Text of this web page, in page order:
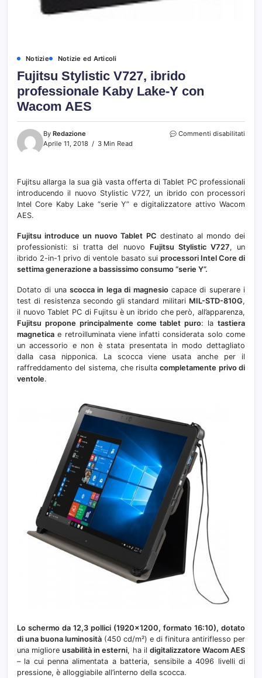
Notizie Notizie ed Articoli
Fujitsu Stylistic V727, ibrido
professionale Kaby Lake-Y con
Wacom AES
By Redazione
Aprile 11, 2018
3 Min Read
Commenti disabilitati
Kaby
Lake-
Fujitsu allarga la sua già vasta offerta di Tablet PC professionali
introducendo il nuovo Stylistic V727, un ibrido con processori
Intel Core Kaby Lake “serie Y” e digitalizzatore attivo Wacom
AES.
Fujitsu introduce un nuovo Tablet PC destinato al mondo dei
professionisti: si tratta del nuovo Fujitsu Stylistic V727, un
ibrido 2-in-1 privo di ventole basato sui processori Intel Core di
settima generazione a bassissimo consumo “serie Y”.
Dotato di unascocca in lega di magnesiocapace di superare i
test di resistenza secondo gli standard militari MIL-STD-810G,
il nuovo Tablet PC di Fujitsu è un ibrido che però, all’apparenza,
Fujitsu propone principalmente come tablet puro: latastiera
magnetica e retroilluminata viene infatti considerata solo come
un accessorio e non è stata presentata in modo dettagliato
dalla casa nipponica. La scocca viene usata anche per il
raffreddamento del sistema, che risultacompletamente privo di
ventole.
Lo schermo da 12,3 pollici (1920×1200, formato 16:10), dotato
di una buona luminosità (450 cd/m²) e di finitura antiriflesso per
una miglioreusabilità in esterni, ha il digitalizzatore Wacom AES
– la cui penna alimentata a batteria, sensibile a 4096 livelli di
pressione, è alloggiabile all’interno della scocca.